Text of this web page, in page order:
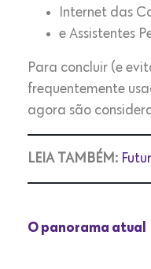
Internet das
e Assistentes
Para concluir (e
frequentemente
agora são
LEIA TAMBÉM:
O panorama atual